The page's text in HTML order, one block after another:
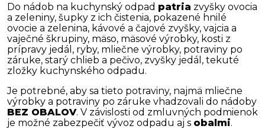
Do nádob na kuchynský odpad patria zvyšky ovocia
a zeleniny, šupky z ich čistenia, pokazené hnilé
ovocie a zelenina, kávové a čajové zvyšky, vajcia a
vaječné škrupiny, mäso, mäsové výrobky, kosti z
prípravy jedál, ryby, mliečne výrobky, potraviny po
záruke, starý chlieb a pečivo, zvyšky jedál, tekuté
zložky kuchynského odpadu.
Je potrebné, aby sa tieto potraviny, najmä mliečne
výrobky a potraviny po záruke vhadzovali do nádoby
BEZ OBALOV. V závislosti od zmluvných podmienok
je možné zabezpečiť vývoz odpadu aj s obalmi.